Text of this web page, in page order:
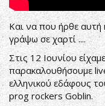
Και να που ήρθε αυτή
γράψω σε χαρτί ....
Στις 12 Ιουνίου
παρακαλουθήσουμε
ελληνικού εδάφους
prog rockers Goblin.